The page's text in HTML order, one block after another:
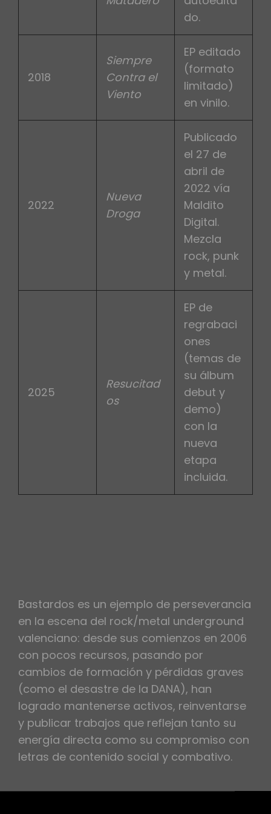
do.
2018
Siempre
Contra el
Viento
EP editado
(formato
limitado)
en vinilo.
2022
Nueva
Droga
Publicado
el 27 de
abril de
2022 vía
Maldito
Digital.
Mezcla
rock, punk
y metal.
2025
Resucitad
os
EP de
regrabaci
ones
(temas de
su álbum
debut y
demo)
con la
nueva
etapa
incluida.
Bastardos es un ejemplo de perseverancia
en la escena del rock/metal underground
valenciano: desde sus comienzos en 2006
con pocos recursos, pasando por
cambios de formación y pérdidas graves
(como el desastre de la DANA), han
logrado mantenerse activos, reinventarse
y publicar trabajos que reflejan tanto su
energía directa como su compromiso con
letras de contenido social y combativo.